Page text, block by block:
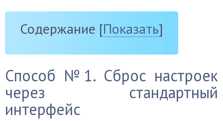
Содержание [Показать]
Способ №1. Сброс настроек
через стандартный
интерфейс